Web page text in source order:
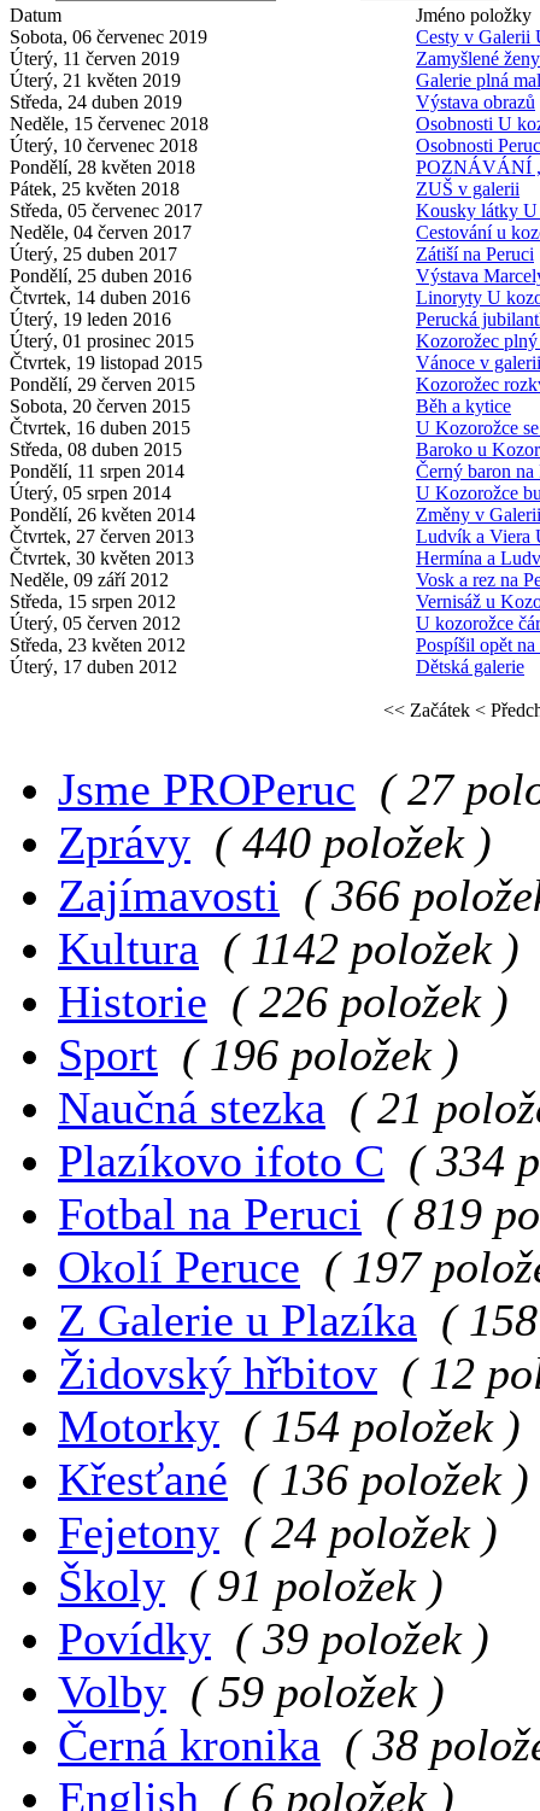
Datum
Jméno položky
Sobota, 06 červenec 2019
Cesty v Galerii
Úterý, 11 červen 2019
Zamyšlené
Úterý, 21 květen 2019
Galerie plná
Středa, 24 duben 2019
Výstava obrazů
Neděle, 15 červenec 2018
Osobnosti U
Úterý, 10 červenec 2018
Osobnosti
Pondělí, 28 květen 2018
POZNÁVÁNÍ
Pátek, 25 květen 2018
ZUŠ v galerii
Středa, 05 červenec 2017
Kousky látky U
Neděle, 04 červen 2017
Cestování u
Úterý, 25 duben 2017
Zátiší na Peruci
Pondělí, 25 duben 2016
Výstava
Čtvrtek, 14 duben 2016
Linoryty U
Úterý, 19 leden 2016
Perucká
Úterý, 01 prosinec 2015
Kozorožec
Čtvrtek, 19 listopad 2015
Vánoce v galerii
Pondělí, 29 červen 2015
Kozorožec
Sobota, 20 červen 2015
Běh a kytice
Čtvrtek, 16 duben 2015
U Kozorožce
Středa, 08 duben 2015
Baroko u
Pondělí, 11 srpen 2014
Černý baron na
Úterý, 05 srpen 2014
U Kozorožce
Pondělí, 26 květen 2014
Změny v
Čtvrtek, 27 červen 2013
Ludvík a Viera
Čtvrtek, 30 květen 2013
Hermína a
Neděle, 09 září 2012
Vosk a rez na
Středa, 15 srpen 2012
Vernisáž u
Úterý, 05 červen 2012
U kozorožce
Středa, 23 květen 2012
Pospíšil opět na
Úterý, 17 duben 2012
Dětská galerie
<< Začátek <
Jsme PROPeruc ( 27
Zprávy ( 440 položek )
Zajímavosti ( 366
Kultura ( 1142 položek )
Historie ( 226 položek )
Sport ( 196 položek )
Naučná stezka ( 21
Plazíkovo ifoto C ( 334
Fotbal na Peruci ( 819
Okolí Peruce ( 197
Z Galerie u Plazíka (
Židovský hřbitov ( 12
Motorky ( 154 položek )
Křesťané ( 136 položek )
Fejetony ( 24 položek )
Školy ( 91 položek )
Povídky ( 39 položek )
Volby ( 59 položek )
Černá kronika ( 38
English ( 6 položek )